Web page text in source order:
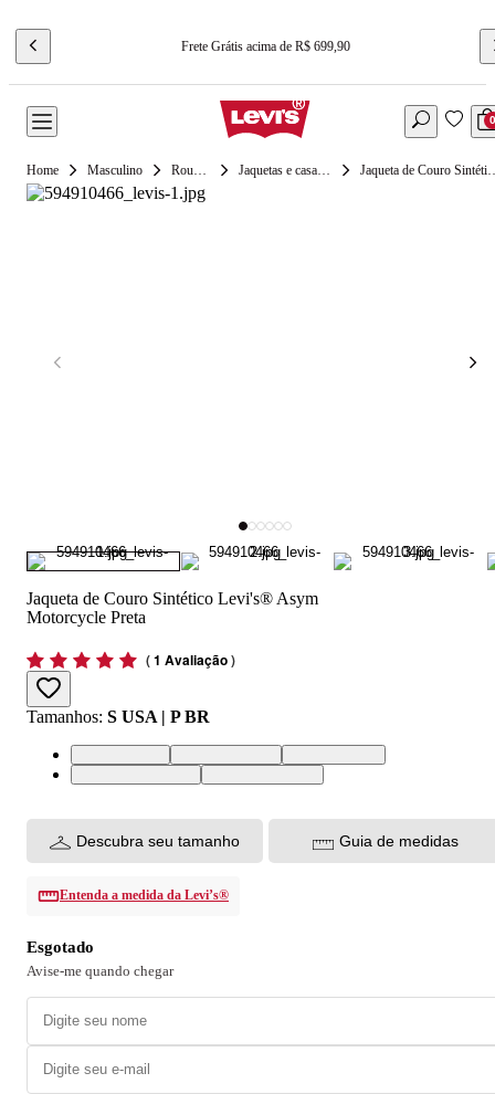
Frete Grátis acima de R$ 699,90
0
Masculino Roupas Jaquetas e casacos Jaqueta de Couro
Jaqueta de Couro Sintético Levi's® Asym
Motorcycle Preta
(1 Avaliação)
Tamanhos: S USA | P BR
S USA | P BRM USA | M BRL USA | G BR
XL USA | GG BRXS USA | PP BR
Descubra seu tamanho Guia de medidas
Entenda a medida da Levi’s®
Esgotado
Avise-me quando chegar